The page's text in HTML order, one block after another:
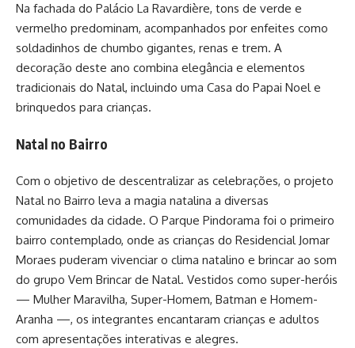
Na fachada do Palácio La Ravardière, tons de verde e
vermelho predominam, acompanhados por enfeites como
soldadinhos de chumbo gigantes, renas e trem. A
decoração deste ano combina elegância e elementos
tradicionais do Natal, incluindo uma Casa do Papai Noel e
brinquedos para crianças.
Natal no Bairro
Com o objetivo de descentralizar as celebrações, o projeto
Natal no Bairro leva a magia natalina a diversas
comunidades da cidade. O Parque Pindorama foi o primeiro
bairro contemplado, onde as crianças do Residencial Jomar
Moraes puderam vivenciar o clima natalino e brincar ao som
do grupo Vem Brincar de Natal. Vestidos como super-heróis
— Mulher Maravilha, Super-Homem, Batman e Homem-
Aranha —, os integrantes encantaram crianças e adultos
com apresentações interativas e alegres.